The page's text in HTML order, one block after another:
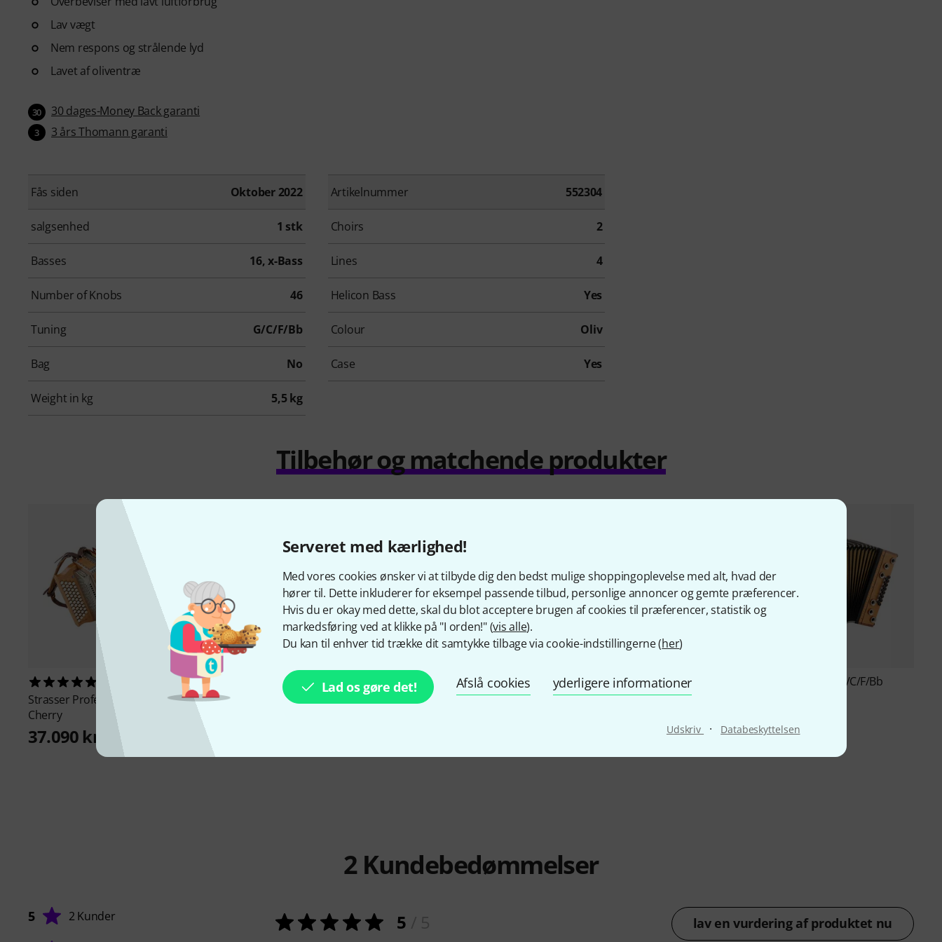
Serveret med kærlighed!
Med vores cookies ønsker vi at tilbyde dig den bedst mulige shoppingoplevelse med alt, hvad der
hører til. Dette inkluderer for eksempel passende tilbud, personlige annoncer og gemte præferencer.
Hvis du er okay med dette, skal du blot acceptere brugen af cookies til præferencer, statistik og
markedsføring ved at klikke på "I orden!" (vis alle).
Du kan til enhver tid trække dit samtykke tilbage via cookie-indstillingerne (her)
Lad os gøre det! Afslå cookies yderligere informationer
Udskriv · Databeskyttelsen
Lav vægt
Nem respons og strålende lyd
Lavet af oliventræ
30 30 dages-Money Back garanti
3 3 års Thomann garanti
Fås siden Oktober 2022 Artikelnummer 552304
salgsenhed 1 stk Choirs 2
Basses 16, x-Bass Lines 4
Number of Knobs 46 Helicon Bass Yes
Tuning G/C/F/Bb Colour Oliv
Bag No Case Yes
Weight in kg 5,5 kg
Tilbehør og matchende produkter
Strasser Professional G/C/F/Bb
Cherry
37.090 kr
Strasser Solist G/C/F/Bb
34.590 kr
KärntnerlandGipfelstürmer
G/C/F/Bb
StrasserProfessional G/C/F/Bb
34.890 kr
Hoamat G/C/F/Bb
2Kundebedømmelser
5 2 Kunder 5 lav en vurdering af produktet nu